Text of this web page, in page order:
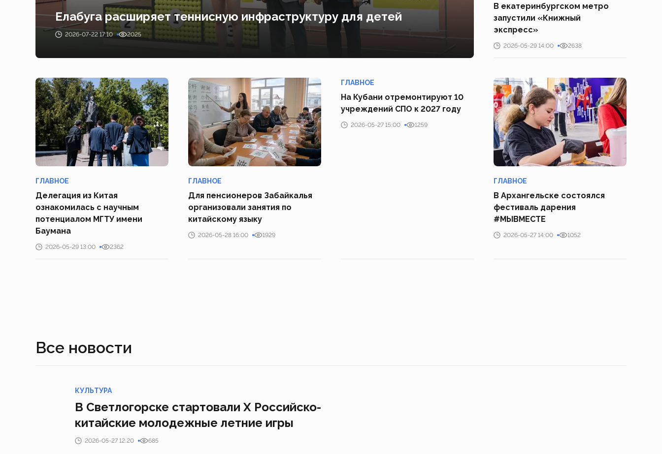
Елабуга расширяет теннисную инфраструктуру для детей
2026-07-22 17:10 2025
В екатеринбургском метро
запустили «Книжный
экспресс»
2026-05-29 14:00 2638
ГЛАВНОЕ
Делегация из Китая
ознакомилась с научным
потенциалом МГТУ имени
Баумана
2026-05-29 13:00 2362
ГЛАВНОЕ
Для пенсионеров Забайкалья
организовали занятия по
китайскому языку
2026-05-28 16:00 1929
ГЛАВНОЕ
На Кубани отремонтируют 10
учреждений СПО к 2027 году
2026-05-27 15:00 1259
ГЛАВНОЕ
В Архангельске состоялся
фестиваль дарения
#МЫВМЕСТЕ
2026-05-27 14:00 1052
Все новости
КУЛЬТУРА
В Светлогорске стартовали Х Российско-
китайские молодежные летние игры
2026-05-27 12:20 685